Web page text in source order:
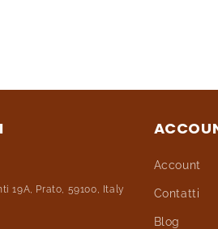
19A, Prato, 59100, Italy
Account
Contatti
Blog